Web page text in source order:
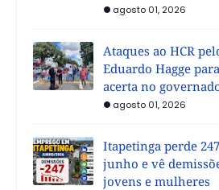
agosto 01, 2026
Ataques ao HCR
Eduardo Hagge
acerta no
agosto 01, 2026
Itapetinga perde
junho e vê
jovens e mulheres